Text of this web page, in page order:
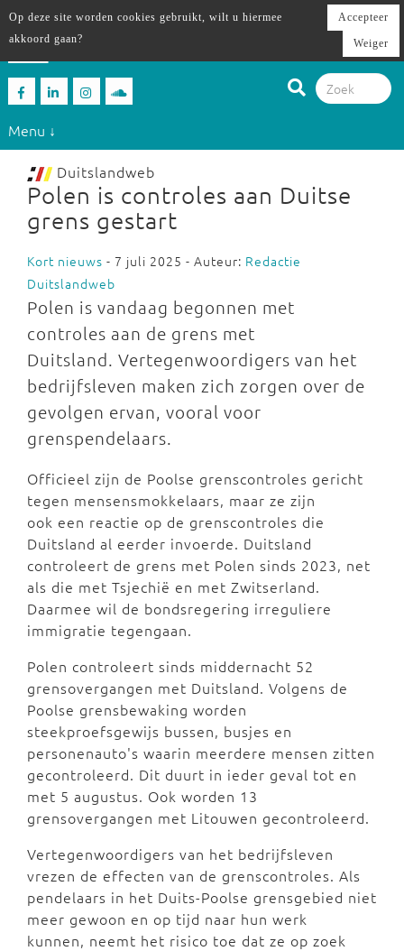
Menu ↓
Duitslandweb
Polen is controles aan Duitse
grens gestart
Kort nieuws - 7 juli 2025 - Auteur: Redactie
Duitslandweb
Polen is vandaag begonnen met
controles aan de grens met
Duitsland. Vertegenwoordigers van het
bedrijfsleven maken zich zorgen over de
gevolgen ervan, vooral voor
grenspendelaars.
Officieel zijn de Poolse grenscontroles gericht
tegen mensensmokkelaars, maar ze zijn
ook een reactie op de grenscontroles die
Duitsland al eerder invoerde. Duitsland
controleert de grens met Polen sinds 2023, net
als die met Tsjechië en met Zwitserland.
Daarmee wil de bondsregering irreguliere
immigratie tegengaan.
Polen controleert sinds middernacht 52
grensovergangen met Duitsland. Volgens de
Poolse grensbewaking worden
steekproefsgewijs bussen, busjes en
personenauto's waarin meerdere mensen zitten
gecontroleerd. Dit duurt in ieder geval tot en
met 5 augustus. Ook worden 13
grensovergangen met Litouwen gecontroleerd.
Vertegenwoordigers van het bedrijfsleven
vrezen de effecten van de grenscontroles. Als
pendelaars in het Duits-Poolse grensgebied niet
meer gewoon en op tijd naar hun werk
kunnen, neemt het risico toe dat ze op zoek
Op deze site worden cookies gebruikt, wilt u hiermee
akkoord gaan?
Accepteer
Weiger